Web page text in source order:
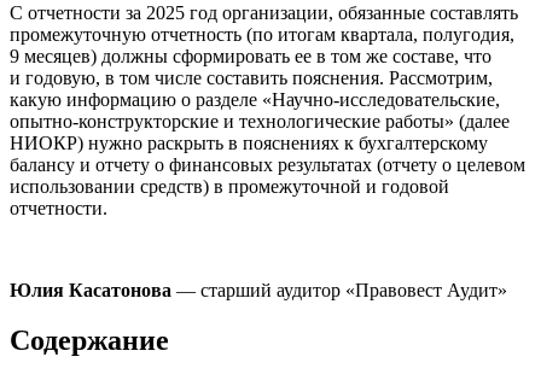
С отчетности за 2025 год организации, обязанные составлять
промежуточную отчетность (по итогам квартала, полугодия,
9 месяцев) должны сформировать ее в том же составе, что
и годовую, в том числе составить пояснения. Рассмотрим,
какую информацию о разделе «Научно-исследовательские,
опытно-конструкторские и технологические работы» (далее
НИОКР) нужно раскрыть в пояснениях к бухгалтерскому
балансу и отчету о финансовых результатах (отчету о целевом
использовании средств) в промежуточной и годовой
отчетности.
Юлия Касатонова — старший аудитор «Правовест Аудит»
Содержание